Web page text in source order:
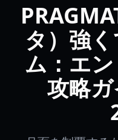
タ）強
ム：エ
攻略